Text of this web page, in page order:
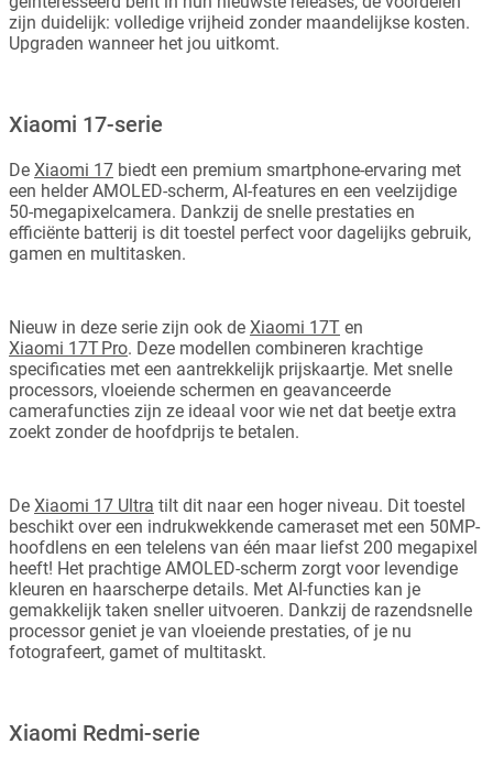
zijn duidelijk: volledige vrijheid zonder maandelijkse kosten.
Upgraden wanneer het jou uitkomt.
Xiaomi 17-serie
De Xiaomi 17 biedt een premium smartphone-ervaring met
een helder AMOLED-scherm, AI-features en een veelzijdige
50-megapixelcamera. Dankzij de snelle prestaties en
efficiënte batterij is dit toestel perfect voor dagelijks gebruik,
gamen en multitasken.
Nieuw in deze serie zijn ook de Xiaomi 17T en
Xiaomi 17T Pro. Deze modellen combineren krachtige
specificaties met een aantrekkelijk prijskaartje. Met snelle
processors, vloeiende schermen en geavanceerde
camerafuncties zijn ze ideaal voor wie net dat beetje extra
zoekt zonder de hoofdprijs te betalen.
De Xiaomi 17 Ultra tilt dit naar een hoger niveau. Dit toestel
beschikt over een indrukwekkende cameraset met een 50MP-
hoofdlens en een telelens van één maar liefst 200 megapixel
heeft! Het prachtige AMOLED-scherm zorgt voor levendige
kleuren en haarscherpe details. Met AI-functies kan je
gemakkelijk taken sneller uitvoeren. Dankzij de razendsnelle
processor geniet je van vloeiende prestaties, of je nu
fotografeert, gamet of multitaskt.
Xiaomi Redmi-serie